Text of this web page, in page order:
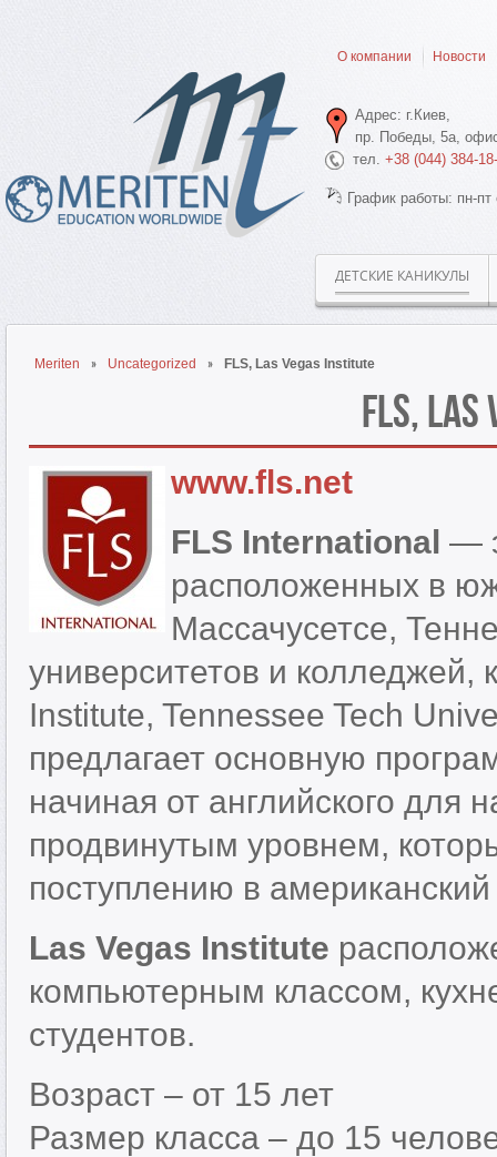
О компании Новости
Адрес: г.Киев,
пр. Победы, 5а,
тел. +38 (044) 384-
График работы: пн-
ДЕТСКИЕ КАНИКУЛЫ
Meriten Uncategorized FLS, Las Vegas Institute
FLS,
www.fls.net
FLS International —
расположенных в
Массачусетсе,
университетов и колледжей,
Institute, Tennessee Tech
предлагает основную
начиная от английского для
продвинутым уровнем,
поступлению в
Las Vegas Institute
компьютерным классом,
студентов.
Возраст – от 15 лет
Размер класса – до 15